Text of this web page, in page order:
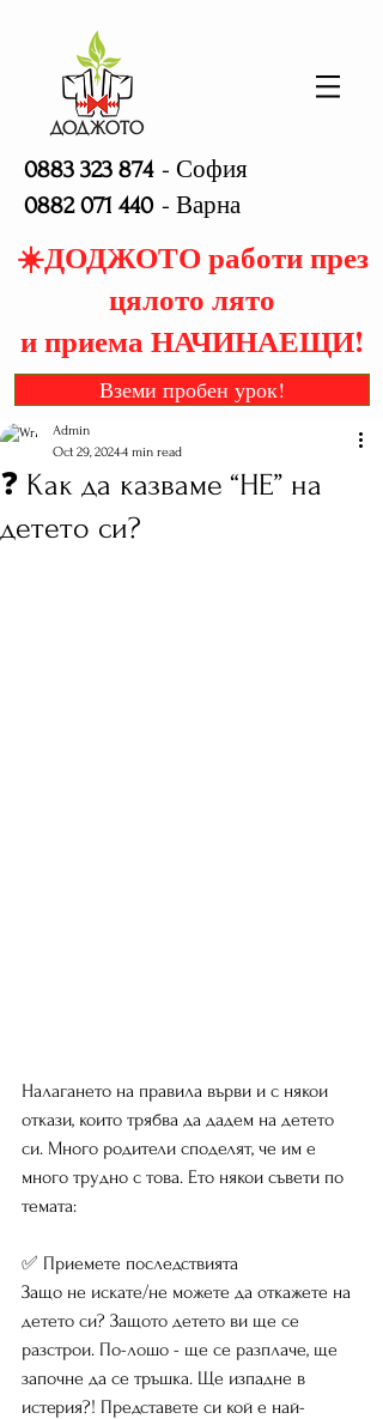
0883 323 874- София
0882 071 440- Варна
☀️ДОДЖОТО работи през
цялото лято
и приема НАЧИНАЕЩИ!
Вземи пробен урок!
❓ Как да казваме “НЕ” на
детето си?
Admin
Oct 29, 20244 min read
Налагането на правила върви и с някои
откази, които трябва да дадем на детето
си. Много родители споделят, че им е
много трудно с това. Ето някои съвети по
темата:
✅ Приемете последствията
Защо не искате/не можете да откажете на
детето си? Защото детето ви ще се
разстрои. По-лошо - ще се разплаче, ще
започне да се тръшка. Ще изпадне в
истерия?! Представете си кой е най-